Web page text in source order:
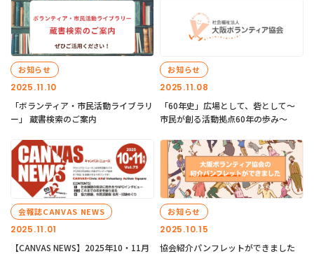
2025.11.10
お知らせ
「ボランティア・市民活動ライブラリ
ー」 蔵書検索のご案内
2025.11.08
お知らせ
「60年史」広場として、砦として～
市民が創る活動拠点60年の歩み～
2025.11.01
会報誌CANVAS NEWS
【CANVAS NEWS】2025年10・11月
2025.10.15
お知らせ
協会紹介パンフレットができました